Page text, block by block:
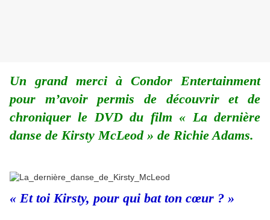
Un grand merci à Condor Entertainment
pour m’avoir permis de découvrir et de
chroniquer le DVD du film « La dernière
danse de Kirsty McLeod » de Richie Adams.
« Et toi Kirsty, pour qui bat ton cœur ? »